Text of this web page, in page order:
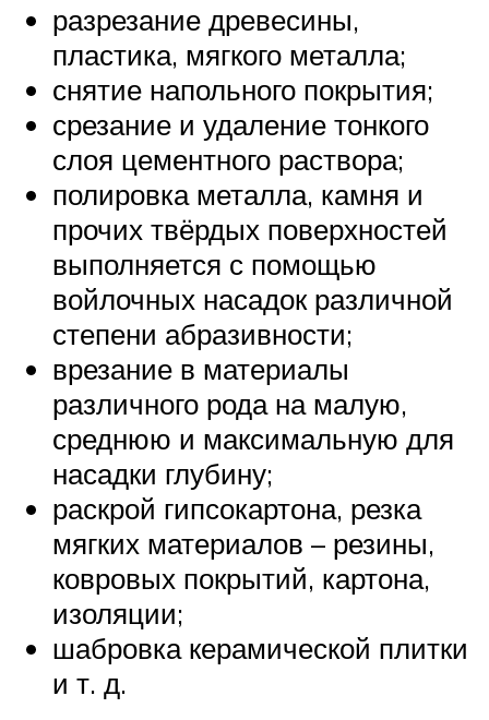
разрезание древесины,
пластика, мягкого металла;
снятие напольного покрытия;
срезание и удаление тонкого
слоя цементного раствора;
полировка металла, камня и
прочих твёрдых поверхностей
выполняется с помощью
войлочных насадок различной
степени абразивности;
врезание в материалы
различного рода на малую,
среднюю и максимальную для
насадки глубину;
раскрой гипсокартона, резка
мягких материалов – резины,
ковровых покрытий, картона,
изоляции;
шабровка керамической плитки
и т. д.